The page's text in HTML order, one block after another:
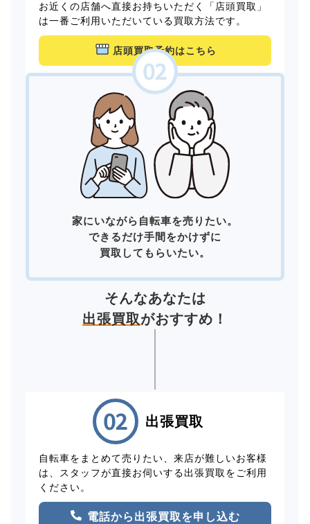
お近くの店舗へ直接お持ちいただく「店頭買取」
は一番ご利用いただいている買取方法です。
店頭買取予約はこちら
家にいながら自転車を売りたい。
できるだけ手間をかけずに
買取してもらいたい。
そんなあなたは
出張買取がおすすめ！
出張買取
自転車をまとめて売りたい、来店が難しいお客様
は、スタッフが直接お伺いする出張買取をご利用
ください。
電話から出張買取を申し込む